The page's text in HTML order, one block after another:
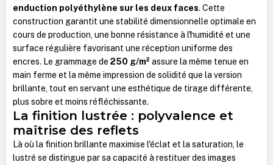
enduction polyéthylène sur les deux faces. Cette
construction garantit une stabilité dimensionnelle optimale en
cours de production, une bonne résistance à l'humidité et une
surface régulière favorisant une réception uniforme des
encres. Le grammage de 250 g/m²assure la même tenue en
main ferme et la même impression de solidité que la version
brillante, tout en servant une esthétique de tirage différente,
plus sobre et moins réfléchissante.
La finition lustrée : polyvalence et
maîtrise des reflets
Là où la finition brillante maximise l'éclat et la saturation, le
lustré se distingue par sa capacité à restituer des images